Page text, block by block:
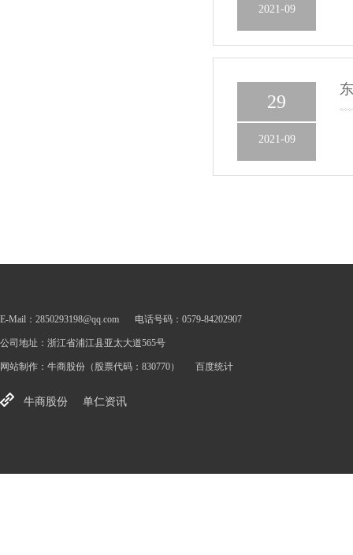
2021-09
29
2021-09
E-Mail：2850293198@qq.com 电话号码：0579-84202907
公司地址：浙江省浦江县亚太大道565号
网站制作： 牛商股份 （股票代码：830770） 百度统计
牛商股份 单仁资讯